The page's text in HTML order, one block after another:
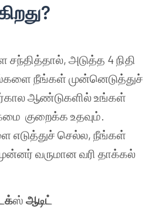
சந்தித்தால், அடுத்த 4 நிதி
நீங்கள் முன்னெடுத்துச்
ஆண்டுகளில் உங்கள்
குறைக்க உதவும்.
எடுத்துச் செல்ல, நீங்கள்
வருமான வரி தாக்கல்
ஸ் ஆடிட்